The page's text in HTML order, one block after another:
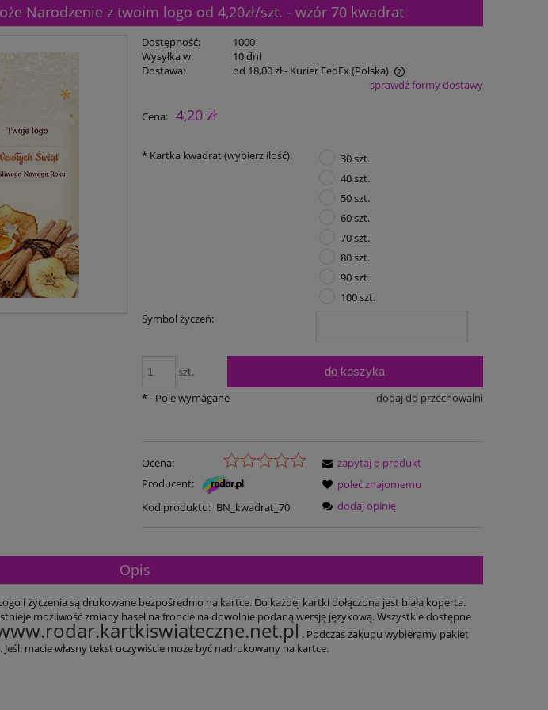
Narodzenie z twoim logo od 4,20zł/szt. - wzór 70 kwadrat
Dostępność:
1000
Wysyłka w:
10 dni
Dostawa:
od 18,00 zł- Kurier FedEx (Polska)
płatności
sprawdź formy dostawy
Cena: 4,20 zł
* Kartka kwadrat (wybierz ilość):
30 szt.
40 szt.
50 szt.
60 szt.
70 szt.
80 szt.
90 szt.
100 szt.
Symbol życzeń:
szt. do koszyka
dodaj do przechowalni
*- Pole wymagane
Ocena:
Producent:
Kod produktu: BN_kwadrat_70
zapytaj o produkt
poleć znajomemu
dodaj opinię
Opis
i życzenia są drukowane bezpośrednio na kartce. Do każdej kartki dołączona jest biała koperta.
możliwość zmiany haseł na froncie na dowolnie podaną wersję językową. Wszystkie dostępne
. Podczas zakupu wybieramy pakiet
macie własny tekst oczywiście może być nadrukowany na kartce.